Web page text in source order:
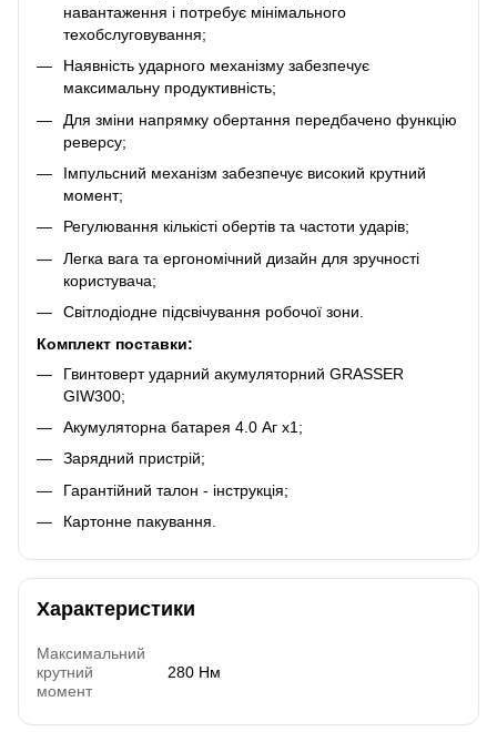
навантаження і потребує мінімального
техобслуговування;
Наявність ударного механізму забезпечує
максимальну продуктивність;
Для зміни напрямку обертання передбачено функцію
реверсу;
Імпульсний механізм забезпечує високий крутний
момент;
Регулювання кількісті обертів та частоти ударів;
Легка вага та ергономічний дизайн для зручності
користувача;
Світлодіодне підсвічування робочої зони.
Комплект поставки:
Гвинтоверт ударний акумуляторний GRASSER
GIW300;
Акумуляторна батарея 4.0 Аг х1;
Зарядний пристрій;
Гарантійний талон - інструкція;
Картонне пакування.
Характеристики
Максимальний
крутний
момент
280 Нм